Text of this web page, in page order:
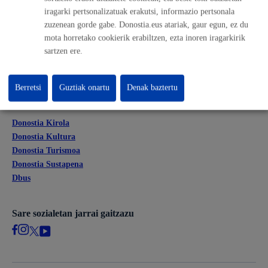
Kontratatzailaren profila
Egoitza elektronikoa
Mapak - GeoDonostia
Prentsa aretoa
Beste webgune korporatibo batzuk
Donostia Kirola
Donostia Kultura
Donostia Turismoa
Donostia Sustapena
Dbus
Sare sozialetan jarrai gaitzazu
iragarki pertsonalizatuak erakutsi, informazio pertsonala
zuzenean gorde gabe. Donostia.eus atariak, gaur egun, ez du
mota horretako cookierik erabiltzen, ezta inoren iragarkirik
sartzen ere.
Denak baztertu
Berretsi Guztiak onartu